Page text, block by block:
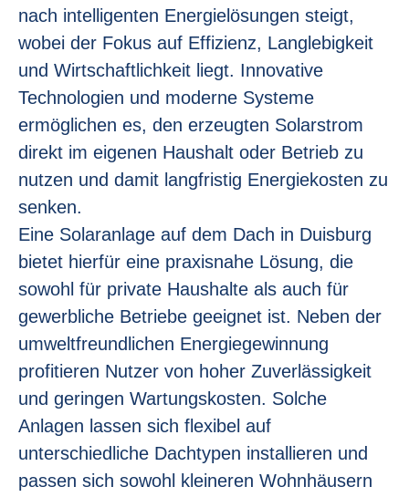
nach intelligenten Energielösungen steigt,
wobei der Fokus auf Effizienz, Langlebigkeit
und Wirtschaftlichkeit liegt. Innovative
Technologien und moderne Systeme
ermöglichen es, den erzeugten Solarstrom
direkt im eigenen Haushalt oder Betrieb zu
nutzen und damit langfristig Energiekosten zu
senken.
Eine Solaranlage auf dem Dach in Duisburg
bietet hierfür eine praxisnahe Lösung, die
sowohl für private Haushalte als auch für
gewerbliche Betriebe geeignet ist. Neben der
umweltfreundlichen Energiegewinnung
profitieren Nutzer von hoher Zuverlässigkeit
und geringen Wartungskosten. Solche
Anlagen lassen sich flexibel auf
unterschiedliche Dachtypen installieren und
passen sich sowohl kleineren Wohnhäusern